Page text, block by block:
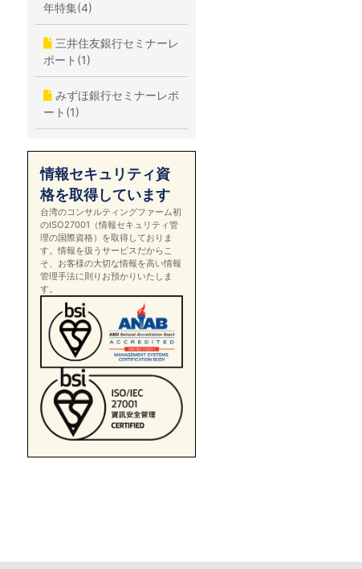
年特集(4)
三井住友銀行セミナーレ
ポート(1)
みずほ銀行セミナーレポ
ート(1)
情報セキュリティ資
格を取得しています
台湾のコンサルティングファーム初
のISO27001（情報セキュリティ管
理の国際資格）を取得しておりま
す。情報を扱うサービスだからこ
そ、お客様の大切な情報を高い情報
管理手法に則りお預かりいたしま
す。